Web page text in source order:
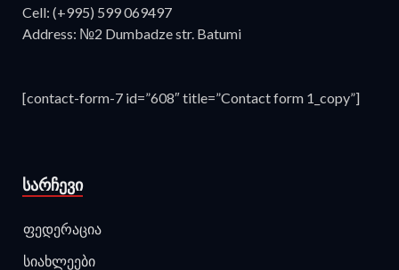
Cell: (+995) 599 069497
Address: №2 Dumbadze str. Batumi
[contact-form-7 id=”608″ title=”Contact form 1_copy”]
ᲡᲐᲠᲩᲔᲕᲘ
ფედერაცია
სიახლეები